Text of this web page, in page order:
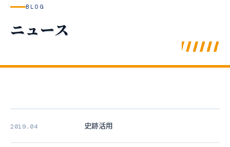
BLOG
ニュース
2019.04 史跡活用